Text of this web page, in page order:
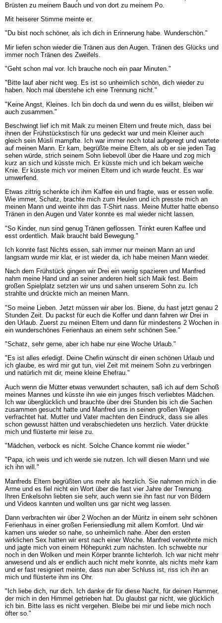
Brüsten zu meinem Bauch und von dort zu meinem Po.
Mit heiserer Stimme meinte er.
"Du bist noch schöner, als ich dich in Erinnerung habe. Wunderschön."
Mir liefen schon wieder die Tränen aus den Augen. Tränen des Glücks und
immer noch Tränen des Zweifels.
"Geht schon mal vor. Ich brauche noch ein paar Minuten."
"Bitte lauf aber nicht weg. Es ist so unheimlich schön, dich wieder zu
haben. Noch mal überstehe ich eine Trennung nicht."
"Keine Angst, Kleines. Ich bin doch da und wenn du es willst, bleiben wir
auch zusammen."
Beschwingt lief ich mit Maik zu meinen Eltern und freute mich, dass bei
ihnen der Frühstückstisch für uns gedeckt war und mein Kleiner auch
gleich sein Müsli mampfte. Ich war immer noch total aufgeregt und wartete
auf meinen Mann. Er kam, begrüßte meine Eltern, als ob er sie jeden Tag
sehen würde, strich seinem Sohn liebevoll über die Haare und zog mich
kurz an sich und küsste mich. Er küsste mich und ich bekam weiche
Knie. Er küsste mich vor meinen Eltern und ich wurde feucht. Es war
umwerfend.
Etwas zittrig schenkte ich ihm Kaffee ein und fragte, was er essen wolle.
Wie immer, Schatz, brachte mich zum Heulen und ich presste mich an
meinen Mann und weinte ihm das T-Shirt nass. Meine Mutter hatte ebenso
Tränen in den Augen und Vater konnte es mal wieder nicht lassen.
"So Kinder, nun sind genug Tränen geflossen. Trinkt euren Kaffee und
esst ordentlich. Maik braucht bald Bewegung."
Ich konnte fast Nichts essen, sah immer nur meinen Mann an und
langsam wurde mir klar, er ist wieder da, ich habe meinen Mann wieder.
Nach dem Frühstück gingen wir Drei ein wenig spazieren und Manfred
nahm meine Hand und an seiner anderen hielt sich Maik fest. Beim
großen Spielplatz setzten wir uns und sahen unserem Sohn zu. Ich
strahlte und drückte mich an meinen Mann.
"So meine Lieben. Jetzt müssen wir aber los. Biene, du hast jetzt genau 2
Stunden Zeit. Du packst für euch die Koffer und dann fahren wir Drei in
den Urlaub. Zuerst zu meinen Eltern und dann für mindestens 2 Wochen in
ein wunderschönes Ferienhaus an einem sehr schönen See."
"Schatz, sehr gerne, aber ich habe nur eine Woche Urlaub."
"Es ist alles erledigt. Deine Chefin wünscht dir einen schönen Urlaub und
ich glaube, es wird mir gut tun, viel Zeit mit meinem Sohn zu verbringen
und natürlich mit dir, meine kleine Ehefrau."
Auch wenn die Mütter etwas verwundert schauten, saß ich auf dem Schoß
meines Mannes und küsste ihn wie ein junges frisch verliebtes Mädchen.
Ich war überglücklich und brauchte über drei Stunden bis ich die Sachen
zusammen gesucht hatte und Manfred uns in seinen großen Wagen
verfrachtet hat. Mutter und Vater machten den Eindruck, dass sie alles
schon gewusst hätten und verabschiedeten uns herzlich. Vater drückte
mich und flüsterte mir leise zu.
"Mädchen, verbock es nicht. Solche Chance kommt nie wieder."
"Papa, ich weis und ich werde sie nutzen. Ich will diesen Mann und wie
ich ihn will."
Manfreds Eltern begrüßten uns mehr als herzlich. Sie nahmen mich in die
Arme und es fiel nicht ein Wort über die fast vier Jahre der Trennung.
Ihren Enkelsohn liebten sie sehr, auch wenn sie ihn fast nur von Bildern
und Videos kannten und wollten uns gar nicht weg lassen.
Dann verbrachten wir über 2 Wochen an der Müritz in einem sehr schönen
Ferienhaus in einer großen Feriensiedlung mit allem Komfort. Und wir
kamen uns wieder so nahe, so unheimlich nahe. Aber den ersten
wirklichen Sex hatten wir erst nach einer Woche. Manfred verwöhnte mich
und jagte mich von einem Höhepunkt zum nächsten. Ich schwebte nur
noch in den Wolken und mein Körper brannte lichterloh. Ich war nicht mehr
anwesend und als er endlich auch nicht mehr konnte, als nichts mehr kam
und er fast resigniert meinte, dass nun aber Schluss ist, riss ich ihn an
mich und flüsterte ihm ins Ohr.
"Ich liebe dich, nur dich. Ich danke dir für diese Nacht, für deinen Hammer,
der mich in den Himmel getrieben hat. Du glaubst gar nicht, wie glücklich
ich bin. Bitte lass es nicht vergehen. Bleibe bei mir und liebe mich noch
öfter so."